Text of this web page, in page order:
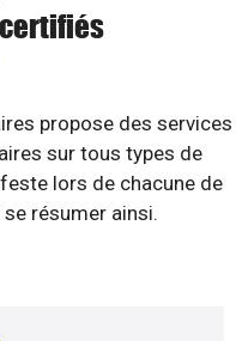
propose des services
sur tous types de
lors de chacune de
résumer ainsi.